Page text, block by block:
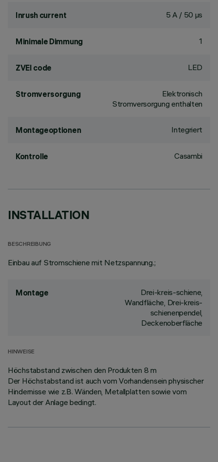
Inrush current 5 A / 50 µs
Minimale Dimmung 1
ZVEI code LED
Stromversorgung
Elektronisch
Stromversorgung enthalten
Montageoptionen Integriert
Kontrolle Casambi
INSTALLATION
BESCHREIBUNG
Einbau auf Stromschiene mit Netzspannung.;
Montage
Drei-kreis-schiene,
Wandfläche, Drei-kreis-
schienenpendel,
Deckenoberfläche
HINWEISE
Höchstabstand zwischen den Produkten 8 m
Der Höchstabstand ist auch vom Vorhandensein physischer
Hindernisse wie z.B. Wänden, Metallplatten sowie vom
Layout der Anlage bedingt.